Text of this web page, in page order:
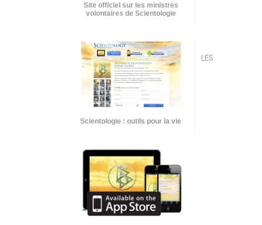
Site officiel sur les ministres
volontaires de Scientologie
Scientologie : outils pour la vie
LES